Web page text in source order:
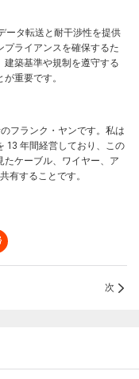
ータ転送と耐干渉性を提供
ライアンスを確保するた
築基準や規制を遵守する
重要です。
フランク・ヤンです。私は
13 年間経営しており、この
ケーブル、ワイヤー、ア
有することです。
次